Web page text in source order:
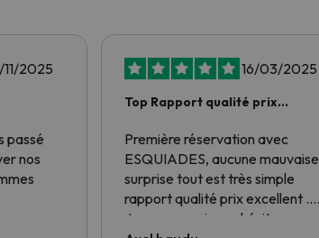
2025
passé
nos
16/03/2025
Top Rapport qualité prix
Première réservation avec
ESQUIADES, aucune mauvaise
surprise tout est très simple
rapport qualité prix excellent .
Je repasserai sans hésiter avec